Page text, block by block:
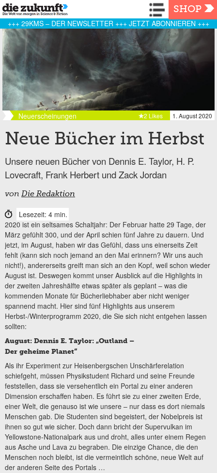
Navigation
SHOP
+++ 29KMS – DER NEWSLETTER +++ JETZT ABONNIEREN +++
Neuerscheinungen 1. August 2020
2 Likes
Neue Bücher im Herbst
Unsere neuen Bücher von Dennis E. Taylor, H. P.
Lovecraft, Frank Herbert und Zack Jordan
von Die Redaktion
Lesezeit: 4 min.
2020 ist ein seltsames Schaltjahr: Der Februar hatte 29 Tage, der
März gefühlt 300, und der April schien fünf Jahre zu dauern. Und
jetzt, im August, haben wir das Gefühl, dass uns einerseits Zeit
fehlt (kann sich noch jemand an den Mai erinnern? Wir uns auch
nicht!), andererseits greift man sich an den Kopf, weil schon wieder
August ist. Deswegen kommt unser Ausblick auf die Highlights in
der zweiten Jahreshälfte etwas später als geplant – was die
kommenden Monate für Bücherliebhaber aber nicht weniger
spannend macht. Hier sind fünf Highlights aus unserem
Herbst-/Winterprogramm 2020, die Sie sich nicht entgehen lassen
sollten:
August: Dennis E. Taylor: „Outland –
Der geheime Planet“
Als ihr Experiment zur Heisenbergschen Unschärferelation
schiefgeht, müssen Physikstudent Richard und seine Freunde
feststellen, dass sie versehentlich ein Portal zu einer anderen
Dimension erschaffen haben. Es führt sie zu einer zweiten Erde,
einer Welt, die genauso ist wie unsere – nur dass es dort niemals
Menschen gab. Die Studenten sind begeistert, der Nobelpreis ist
ihnen so gut wie sicher. Doch dann bricht der Supervulkan im
Yellowstone-Nationalpark aus und droht, alles unter einem Regen
aus Asche und Lava zu begraben. Die einzige Chance, die den
Menschen noch bleibt, ist die vermeintlich schöne, neue Welt auf
der anderen Seite des Portals …